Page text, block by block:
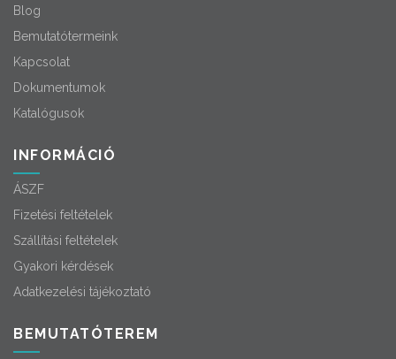
Blog
Bemutatótermeink
Kapcsolat
Dokumentumok
Katalógusok
INFORMÁCIÓ
ÁSZF
Fizetési feltételek
Szállítási feltételek
Gyakori kérdések
Adatkezelési tájékoztató
BEMUTATÓTEREM